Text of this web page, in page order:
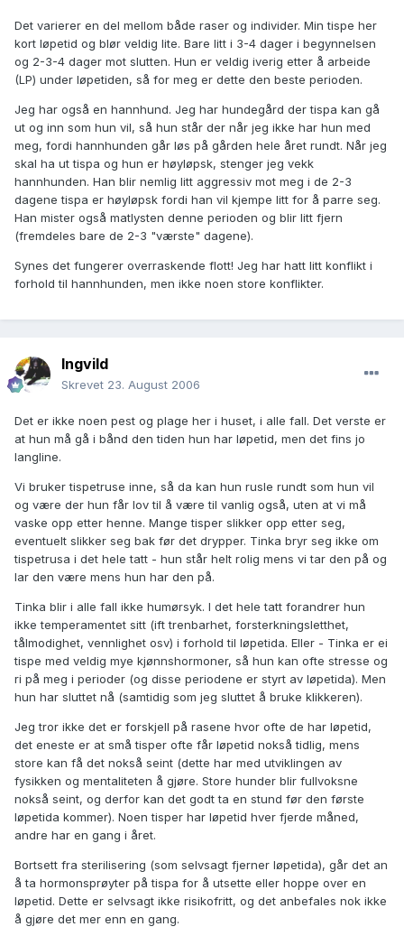
Det varierer en del mellom både raser og individer. Min tispe her
kort løpetid og blør veldig lite. Bare litt i 3-4 dager i begynnelsen
og 2-3-4 dager mot slutten. Hun er veldig iverig etter å arbeide
(LP) under løpetiden, så for meg er dette den beste perioden.
Jeg har også en hannhund. Jeg har hundegård der tispa kan gå
ut og inn som hun vil, så hun står der når jeg ikke har hun med
meg, fordi hannhunden går løs på gården hele året rundt. Når jeg
skal ha ut tispa og hun er høyløpsk, stenger jeg vekk
hannhunden. Han blir nemlig litt aggressiv mot meg i de 2-3
dagene tispa er høyløpsk fordi han vil kjempe litt for å parre seg.
Han mister også matlysten denne perioden og blir litt fjern
(fremdeles bare de 2-3 "værste" dagene).
Synes det fungerer overraskende flott! Jeg har hatt litt konflikt i
forhold til hannhunden, men ikke noen store konflikter.
Ingvild
Skrevet 23. August 2006
Det er ikke noen pest og plage her i huset, i alle fall. Det verste er
at hun må gå i bånd den tiden hun har løpetid, men det fins jo
langline.
Vi bruker tispetruse inne, så da kan hun rusle rundt som hun vil
og være der hun får lov til å være til vanlig også, uten at vi må
vaske opp etter henne. Mange tisper slikker opp etter seg,
eventuelt slikker seg bak før det drypper. Tinka bryr seg ikke om
tispetrusa i det hele tatt - hun står helt rolig mens vi tar den på og
lar den være mens hun har den på.
Tinka blir i alle fall ikke humørsyk. I det hele tatt forandrer hun
ikke temperamentet sitt (ift trenbarhet, forsterkningsletthet,
tålmodighet, vennlighet osv) i forhold til løpetida. Eller - Tinka er ei
tispe med veldig mye kjønnshormoner, så hun kan ofte stresse og
ri på meg i perioder (og disse periodene er styrt av løpetida). Men
hun har sluttet nå (samtidig som jeg sluttet å bruke klikkeren).
Jeg tror ikke det er forskjell på rasene hvor ofte de har løpetid,
det eneste er at små tisper ofte får løpetid nokså tidlig, mens
store kan få det nokså seint (dette har med utviklingen av
fysikken og mentaliteten å gjøre. Store hunder blir fullvoksne
nokså seint, og derfor kan det godt ta en stund før den første
løpetida kommer). Noen tisper har løpetid hver fjerde måned,
andre har en gang i året.
Bortsett fra sterilisering (som selvsagt fjerner løpetida), går det an
å ta hormonsprøyter på tispa for å utsette eller hoppe over en
løpetid. Dette er selvsagt ikke risikofritt, og det anbefales nok ikke
å gjøre det mer enn en gang.